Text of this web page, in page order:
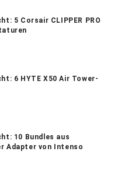
5 Corsair CLIPPER PRO
6 HYTE X50 Air Tower-
10 Bundles aus
Adapter von Intenso